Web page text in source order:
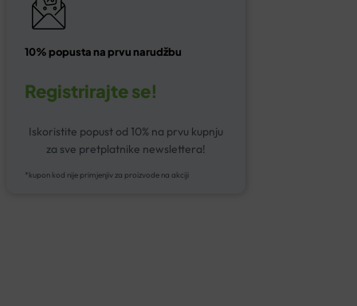
10% popusta na prvu narudžbu
Registrirajte se!
Iskoristite popust od 10% na prvu kupnju
za sve pretplatnike newslettera!
*kupon kod nije primjenjiv za proizvode na akciji